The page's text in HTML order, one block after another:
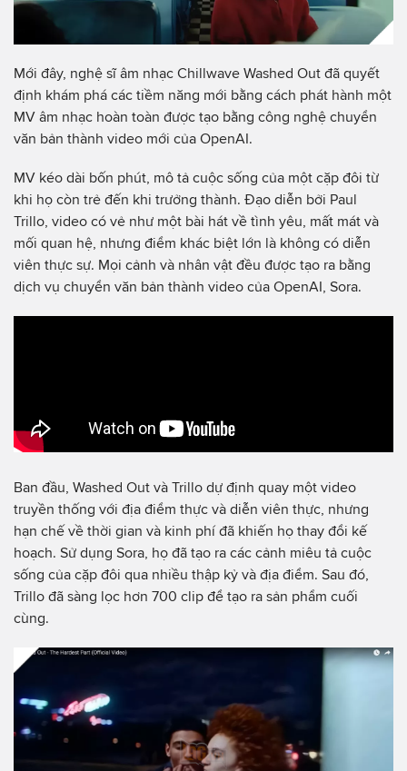
Mới đây, nghệ sĩ âm nhạc Chillwave Washed Out đã quyết
định khám phá các tiềm năng mới bằng cách phát hành một
MV âm nhạc hoàn toàn được tạo bằng công nghệ chuyển
văn bản thành video mới của OpenAI.
MV kéo dài bốn phút, mô tả cuộc sống của một cặp đôi từ
khi họ còn trẻ đến khi trưởng thành. Đạo diễn bởi Paul
Trillo, video có vẻ như một bài hát về tình yêu, mất mát và
mối quan hệ, nhưng điểm khác biệt lớn là không có diễn
viên thực sự. Mọi cảnh và nhân vật đều được tạo ra bằng
dịch vụ chuyển văn bản thành video của OpenAI, Sora.
Ban đầu, Washed Out và Trillo dự định quay một video
truyền thống với địa điểm thực và diễn viên thực, nhưng
hạn chế về thời gian và kinh phí đã khiến họ thay đổi kế
hoạch. Sử dụng Sora, họ đã tạo ra các cảnh miêu tả cuộc
sống của cặp đôi qua nhiều thập kỷ và địa điểm. Sau đó,
Trillo đã sàng lọc hơn 700 clip để tạo ra sản phẩm cuối
cùng.